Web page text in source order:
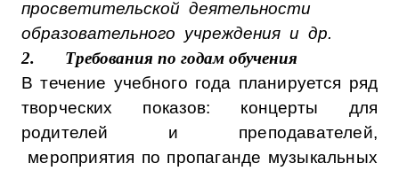
просветительской деятельности
образовательного учреждения и др.
2.
Требования по годам обучения
В течение учебного года планируется ряд
творческих показов: концерты для
родителей и преподавателей,
мероприятия по пропаганде музыкальных